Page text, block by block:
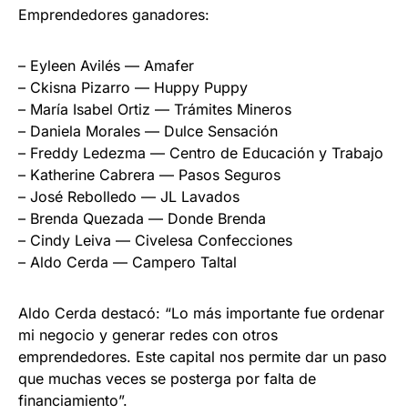
Emprendedores ganadores:
– Eyleen Avilés — Amafer
– Ckisna Pizarro — Huppy Puppy
– María Isabel Ortiz — Trámites Mineros
– Daniela Morales — Dulce Sensación
– Freddy Ledezma — Centro de Educación y Trabajo
– Katherine Cabrera — Pasos Seguros
– José Rebolledo — JL Lavados
– Brenda Quezada — Donde Brenda
– Cindy Leiva — Civelesa Confecciones
– Aldo Cerda — Campero Taltal
Aldo Cerda destacó: “Lo más importante fue ordenar
mi negocio y generar redes con otros
emprendedores. Este capital nos permite dar un paso
que muchas veces se posterga por falta de
financiamiento”.